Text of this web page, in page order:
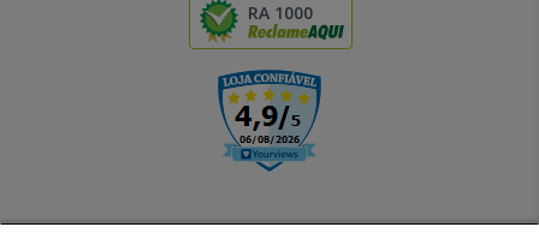
RA 1000